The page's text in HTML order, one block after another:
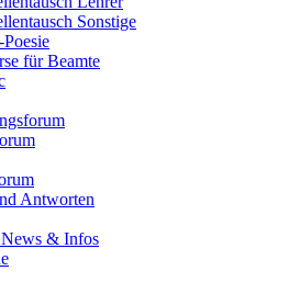
Sonstige
für Beamte
Antworten
& Infos